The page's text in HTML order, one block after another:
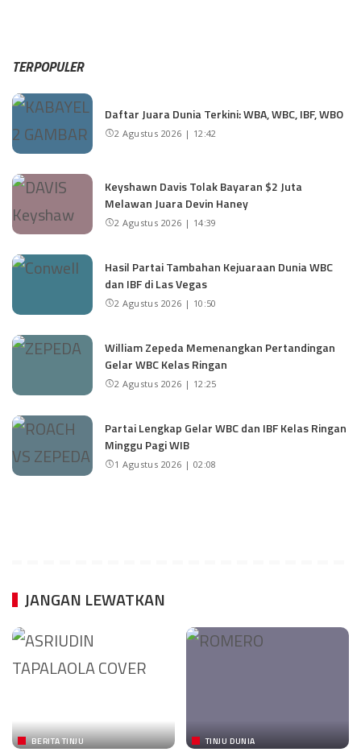
TERPOPULER
Daftar Juara Dunia Terkini: WBA, WBC, IBF, WBO
2 Agustus 2026 | 12:42
Keyshawn Davis Tolak Bayaran $2 Juta
Melawan Juara Devin Haney
2 Agustus 2026 | 14:39
Hasil Partai Tambahan Kejuaraan Dunia WBC
dan IBF di Las Vegas
2 Agustus 2026 | 10:50
William Zepeda Memenangkan Pertandingan
Gelar WBC Kelas Ringan
2 Agustus 2026 | 12:25
Partai Lengkap Gelar WBC dan IBF Kelas Ringan
Minggu Pagi WIB
1 Agustus 2026 | 02:08
JANGAN LEWATKAN
BERITA TINJU TINJU DUNIA